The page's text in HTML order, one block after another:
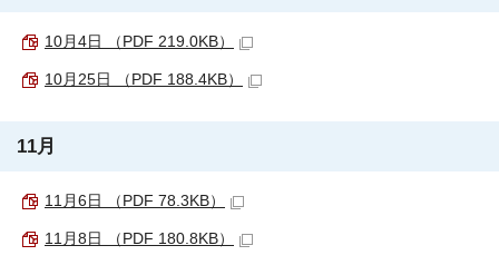
10月4日 （PDF 219.0KB）
10月25日 （PDF 188.4KB）
11月
11月6日 （PDF 78.3KB）
11月8日 （PDF 180.8KB）